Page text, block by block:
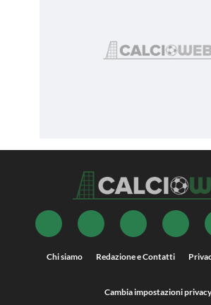
Chi siamo Redazione e Contatti
Cambia impostazioni privacy